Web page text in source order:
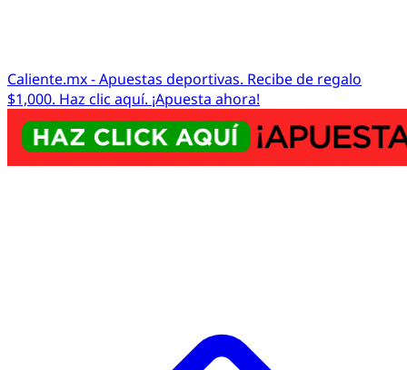
Caliente.mx - Apuestas deportivas. Recibe de regalo
$1,000. Haz clic aquí. ¡Apuesta ahora!